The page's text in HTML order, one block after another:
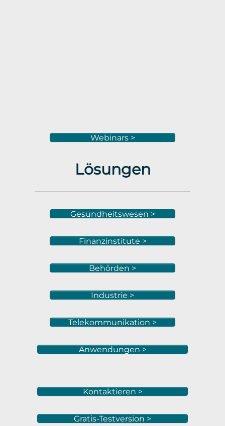
Webinars >
Lösungen
Gesundheitswesen >
Finanzinstitute >
Behörden >
Industrie >
Telekommunikation >
Anwendungen >
Kontaktieren >
Gratis-Testversion >